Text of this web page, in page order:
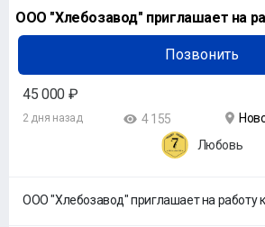
ООО "Хлебозавод" приглашает на
Позвонить
45 000 ₽
2 дня назад 4 155
Любовь
ООО "Хлебозавод" приглашает на работу